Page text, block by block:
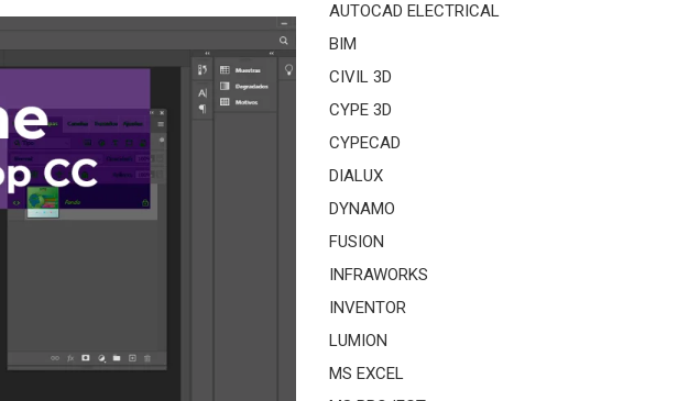
AUTOCAD ELECTRICAL
BIM
CIVIL 3D
CYPE 3D
CYPECAD
DIALUX
DYNAMO
FUSION
INFRAWORKS
INVENTOR
LUMION
MS EXCEL